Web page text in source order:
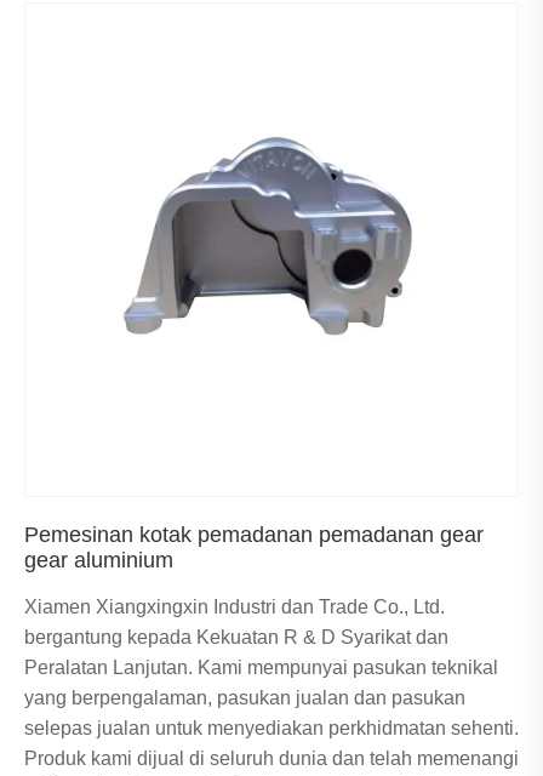
Pemesinan kotak pemadanan pemadanan gear
gear aluminium
Xiamen Xiangxingxin Industri dan Trade Co., Ltd.
bergantung kepada Kekuatan R & D Syarikat dan
Peralatan Lanjutan. Kami mempunyai pasukan teknikal
yang berpengalaman, pasukan jualan dan pasukan
selepas jualan untuk menyediakan perkhidmatan sehenti.
Produk kami dijual di seluruh dunia dan telah memenangi